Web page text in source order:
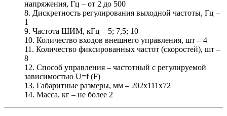
напряжения, Гц – от 2 до 500
8. Дискретность регулирования выходной частоты, Гц –
1
9. Частота ШИМ, кГц – 5; 7,5; 10
10. Количество входов внешнего управления, шт – 4
11. Количество фиксированных частот (скоростей), шт –
8
12. Способ управления – частотный с регулируемой
зависимостью U=f (F)
13. Габаритные размеры, мм – 202х111х72
14. Масса, кг – не более 2